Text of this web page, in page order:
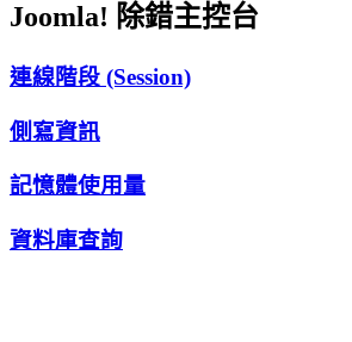
Joomla! 除錯主控台
連線階段 (Session)
側寫資訊
記憶體使用量
資料庫查詢